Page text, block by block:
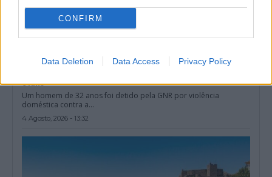
CONFIRM
Data Deletion Data Access Privacy Policy
e filho
Um homem de 32 anos foi detido pela GNR por violência
doméstica contra a...
4 Agosto, 2026 - 13:32